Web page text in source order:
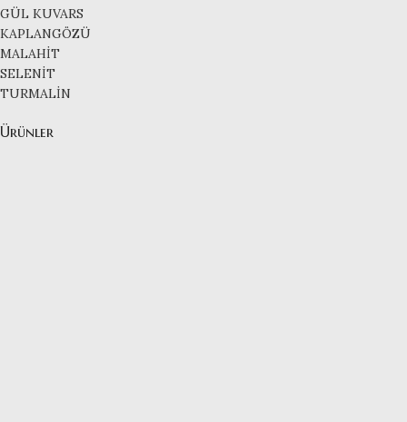
GÜL KUVARS
KAPLANGÖZÜ
MALAHİT
SELENİT
TURMALİN
Ürünler